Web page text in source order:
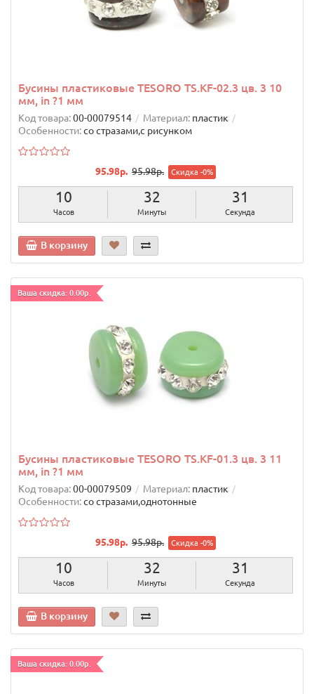
Бусины пластиковые TESORO TS.KF-02.3 цв. 3 10
мм, in ?1 мм
Код товара:00-00079514 Материал: пластик
Особенности:со стразами,с рисунком
95.98р. 95.98р. Скидка -0%
10
Часов
32
Минуты
30
Секунд
В корзину
Ваша скидка: 0.00р.
Бусины пластиковые TESORO TS.KF-01.3 цв. 3 11
мм, in ?1 мм
Код товара:00-00079509 Материал: пластик
Особенности:со стразами,однотонные
95.98р. 95.98р. Скидка -0%
10
Часов
32
Минуты
30
Секунд
В корзину
Ваша скидка: 0.00р.